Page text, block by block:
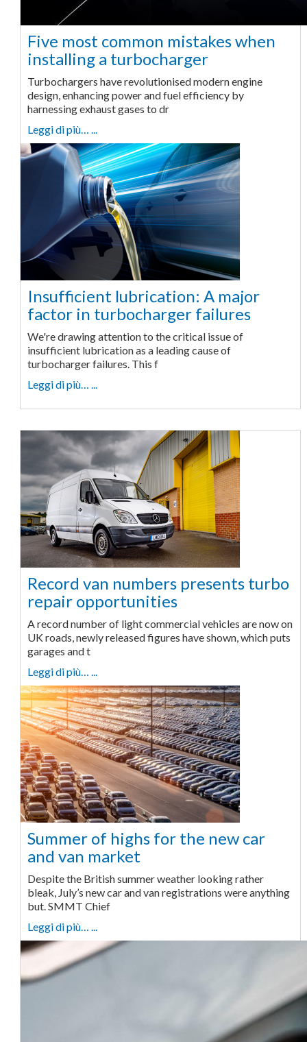
Five most common mistakes when
installing a turbocharger
Turbochargers have revolutionised modern engine
design, enhancing power and fuel efficiency by
harnessing exhaust gases to dr
Leggi di più… ...
Insufficient lubrication: A major
factor in turbocharger failures
We're drawing attention to the critical issue of
insufficient lubrication as a leading cause of
turbocharger failures. This f
Leggi di più… ...
Record van numbers presents turbo
repair opportunities
A record number of light commercial vehicles are now on
UK roads, newly released figures have shown, which puts
garages and t
Leggi di più… ...
Summer of highs for the new car
and van market
Despite the British summer weather looking rather
bleak, July’s new car and van registrations were anything
but. SMMT Chief
Leggi di più… ...